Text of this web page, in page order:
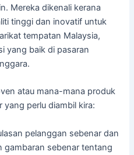
Mereka dikenali kerana
tinggi dan inovatif untuk
tempatan Malaysia,
yang baik di pasaran
atau mana-mana produk
yang perlu diambil kira:
pelanggan sebenar dan
gambaran sebenar tentang